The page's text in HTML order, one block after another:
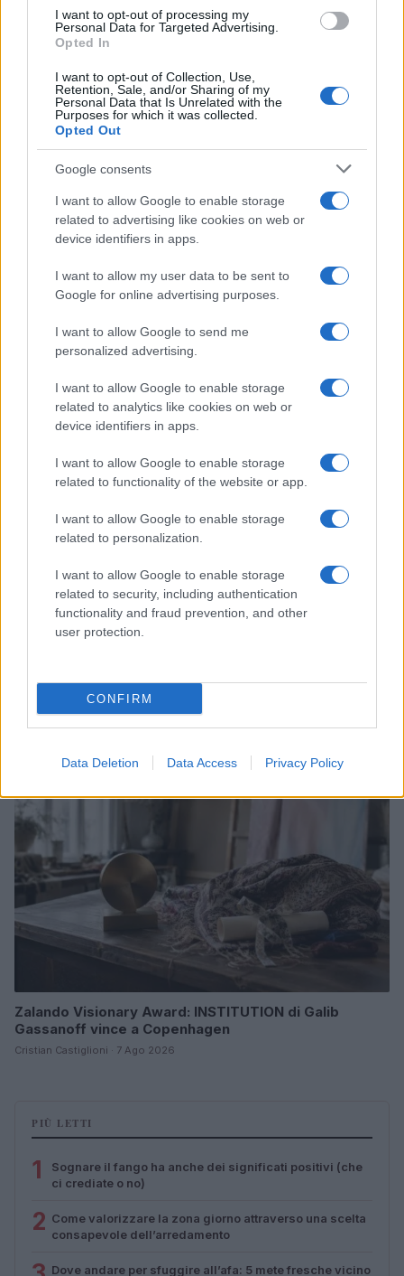
I want to opt-out of processing my
Personal Data for Targeted Advertising.
Opted In
I want to opt-out of Collection, Use,
Retention, Sale, and/or Sharing of my
Personal Data that Is Unrelated with the
Purposes for which it was collected.
Opted Out
Google consents
I want to allow Google to enable storage
related to advertising like cookies on web or
device identifiers in apps.
I want to allow my user data to be sent to
Google for online advertising purposes.
I want to allow Google to send me
personalized advertising.
I want to allow Google to enable storage
related to analytics like cookies on web or
device identifiers in apps.
I want to allow Google to enable storage
related to functionality of the website or app.
I want to allow Google to enable storage
related to personalization.
I want to allow Google to enable storage
related to security, including authentication
functionality and fraud prevention, and other
user protection.
CONFIRM
Data Deletion Data Access Privacy Policy
Continua a leggere
LIFESTYLE
Copenhagen Fashion Week SS27: le novità che stanno
Cristian Castiglioni · 8 Ago 2026
LIFESTYLE
Scopri Rocca San Giovanni, il borgo abruzzese tra
mare e storia
LIFESTYLE
Zalando Visionary Award: INSTITUTION di Galib
Gassanoff vince a Copenhagen
Cristian Castiglioni · 7 Ago 2026
PIÙ LETTI
1
Sognare il fango ha anche dei significati positivi (che
ci crediate o no)
2 Come valorizzare la zona giorno attraverso una scelta
consapevole dell’arredamento
Dove andare per sfuggire all’afa: 5 mete fresche vicino